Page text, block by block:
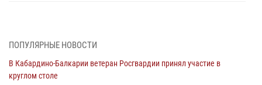
В Кабардино-Балкарии росгвардейцы организовали памятную
ПОПУЛЯРНЫЕ НОВОСТИ
В Кабардино-Балкарии ветеран Росгвардии принял участие в
круглом столе